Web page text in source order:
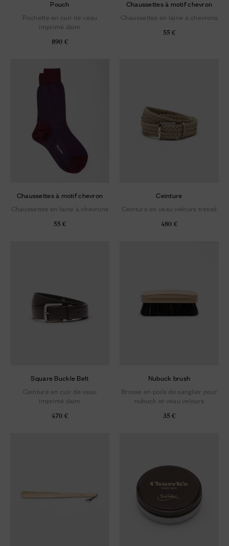
Pouch
Pochette en cuir de veau
imprimé daim
890 €
Chaussettes à motif chevron
Chaussettes en laine à chevrons
55 €
Chaussettes à motif chevron
Chaussettes en laine à chevrons
55 €
Ceinture
Ceinture en veau velours tressé
480 €
Square Buckle Belt
Ceinture en cuir de veau
imprimé daim
470 €
Nubuck brush
Brosse en poils de sanglier pour
nubuck et veau velours
35 €